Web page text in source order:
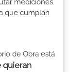
mediciones
que cumplan
de Obra está
quieran